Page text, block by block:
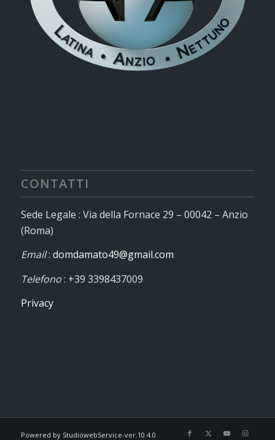
CONTATTI
Sede Legale : Via della Fornace 29 – 00042 – Anzio
(Roma)
Email: domdamato49@gmail.com
Telefono: +39 3398437009
Privacy
Powered by StudiowebService-ver.10.4.0